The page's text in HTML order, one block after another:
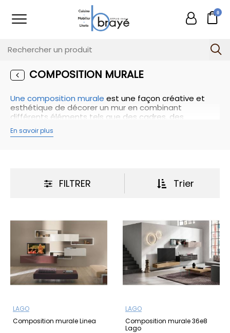
0
COMPOSITION MURALE
Une composition murale est une façon créative et
esthétique de décorer un mur en combinant
différents éléments tels que des cadres, des
étagères, des miroirs, des objets décoratifs, des
plantes, etc. Chez Brayé cela permet de donner vie à
composition murale harmonieuse.
En savoir plus
FILTRER Trier
LAGO
Composition murale Linea
LAGO
Composition murale 36e8
Lago